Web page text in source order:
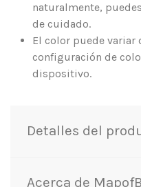
naturalmente,
de cuidado.
El color puede variar
configuración de
dispositivo.
Detalles del
Acerca de